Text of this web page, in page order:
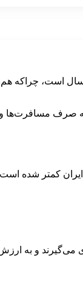
که صرف
ارز در ۶ ماهه دوم بوده است.
به ارزش تسهیلات